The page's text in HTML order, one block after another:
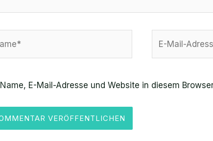
Name, E-Mail-Adresse und Website in diesem